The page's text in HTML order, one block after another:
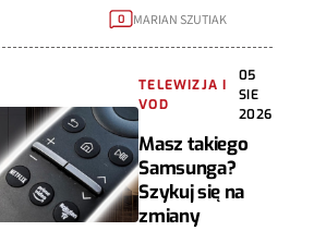
0 MARIAN SZUTIAK
TELEWIZJA I
VOD
05
SIE
2026
Masz takiego
Samsunga?
Szykuj się na
zmiany